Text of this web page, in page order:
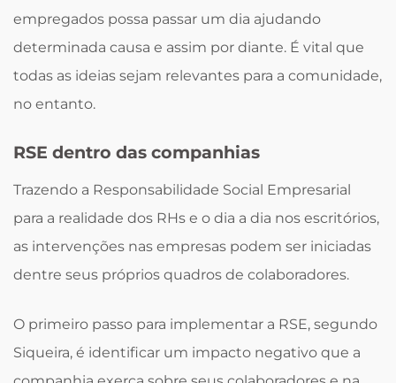
empregados possa passar um dia ajudando
determinada causa e assim por diante. É vital que
todas as ideias sejam relevantes para a comunidade,
no entanto.
RSE dentro das companhias
Trazendo a Responsabilidade Social Empresarial
para a realidade dos RHs e o dia a dia nos escritórios,
as intervenções nas empresas podem ser iniciadas
dentre seus próprios quadros de colaboradores.
O primeiro passo para implementar a RSE, segundo
Siqueira, é identificar um impacto negativo que a